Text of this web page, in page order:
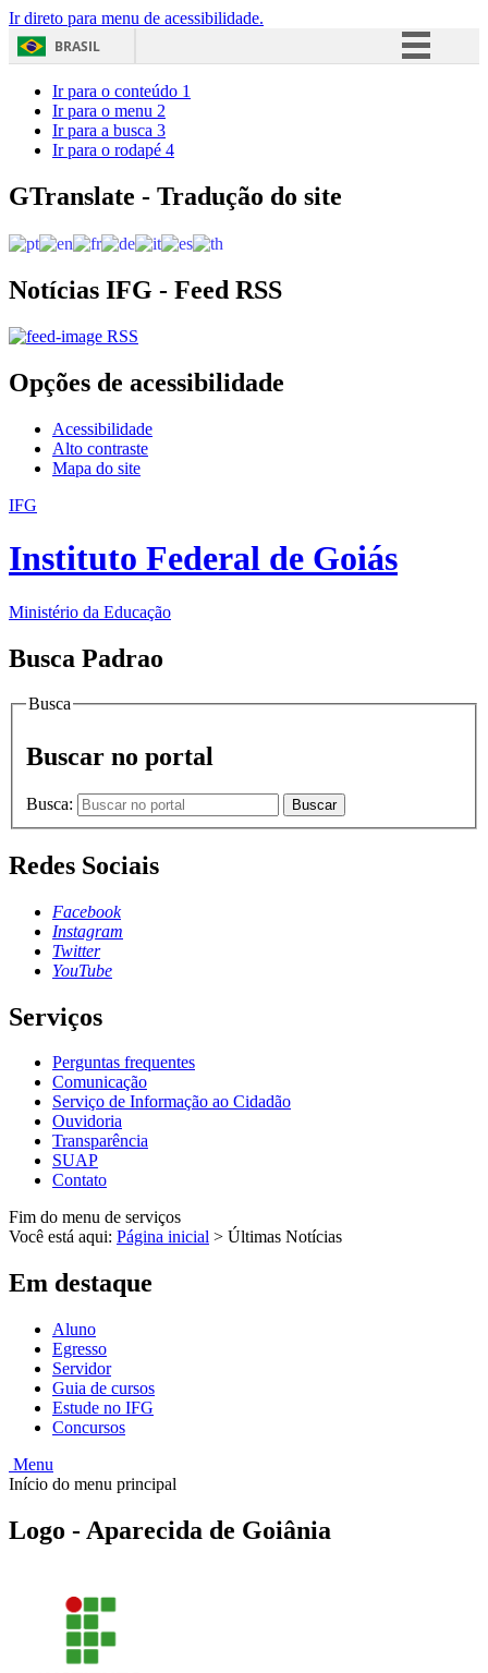
Ir direto para menu de acessibilidade.
BRASIL
Acesso à informação
Ir para o conteúdo 1
Ir para o menu 2
Ir para a busca 3
Ir para o rodapé 4
GTranslate - Tradução do site
Notícias IFG - Feed RSS
RSS
Opções de acessibilidade
Acessibilidade
Alto contraste
Mapa do site
IFG
Instituto Federal de Goiás
Ministério da Educação
Busca Padrao
Busca
Buscar no portal
Busca: Buscar
Redes Sociais
Facebook
Instagram
Twitter
YouTube
Serviços
Perguntas frequentes
Comunicação
Serviço de Informação ao Cidadão
Ouvidoria
Transparência
SUAP
Contato
Fim do menu de serviços
Você está aqui: Página inicial > Últimas Notícias
Em destaque
Aluno
Egresso
Servidor
Guia de cursos
Estude no IFG
Concursos
Menu
Início do menu principal
Logo - Aparecida de Goiânia